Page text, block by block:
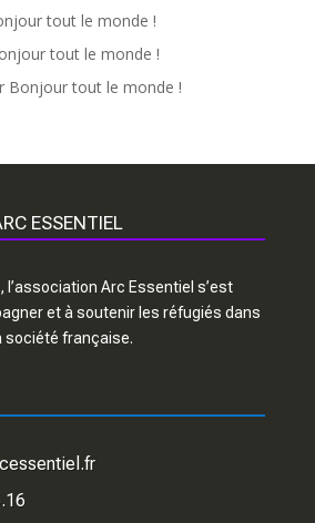
tout le monde !
tout le monde !
Bonjour tout le monde !
ESSENTIEL
l’association Arc Essentiel s’est
et à soutenir les réfugiés dans
société française.